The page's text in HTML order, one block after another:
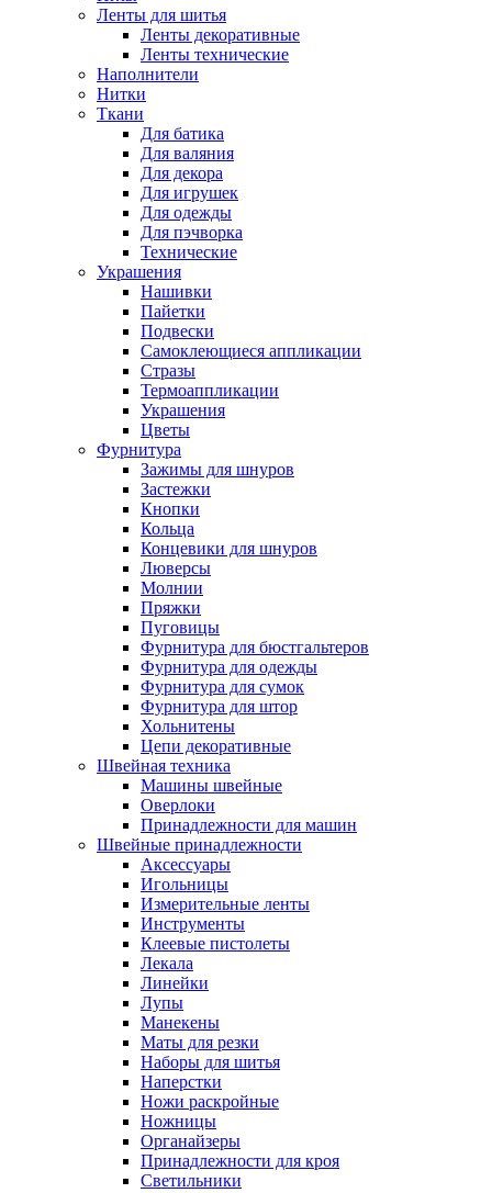
Ленты для шитья
Ленты декоративные
Ленты технические
Наполнители
Нитки
Ткани
Для батика
Для валяния
Для декора
Для игрушек
Для одежды
Для пэчворка
Технические
Украшения
Нашивки
Пайетки
Подвески
Самоклеющиеся аппликации
Стразы
Термоаппликации
Украшения
Цветы
Фурнитура
Зажимы для шнуров
Застежки
Кнопки
Кольца
Концевики для шнуров
Люверсы
Молнии
Пряжки
Пуговицы
Фурнитура для бюстгальтеров
Фурнитура для одежды
Фурнитура для сумок
Фурнитура для штор
Хольнитены
Цепи декоративные
Швейная техника
Машины швейные
Оверлоки
Принадлежности для машин
Швейные принадлежности
Аксессуары
Игольницы
Измерительные ленты
Инструменты
Клеевые пистолеты
Лекала
Линейки
Лупы
Манекены
Маты для резки
Наборы для шитья
Наперстки
Ножи раскройные
Ножницы
Органайзеры
Принадлежности для кроя
Светильники